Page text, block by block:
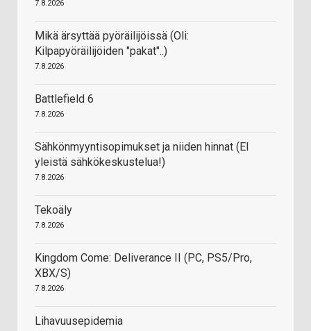
7.8.2026
Mikä ärsyttää pyöräilijöissä (Oli:
Kilpapyöräilijöiden "pakat"..)
7.8.2026
Battlefield 6
7.8.2026
Sähkönmyyntisopimukset ja niiden hinnat (EI
yleistä sähkökeskustelua!)
7.8.2026
Tekoäly
7.8.2026
Kingdom Come: Deliverance II (PC, PS5/Pro,
XBX/S)
7.8.2026
Lihavuusepidemia